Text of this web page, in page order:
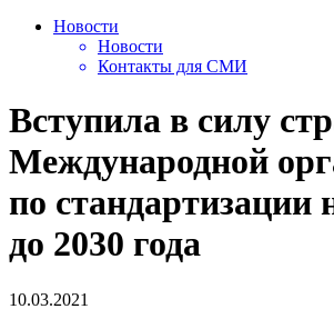
Новости
Новости
Контакты для СМИ
​Вступила в силу
Международной
по стандартизации
до 2030 года
10.03.2021